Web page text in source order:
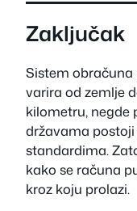
Zaključak
Sistem
varira od zemlje
kilometru, negde
državama
standardima.
kako se računa
kroz koju prolazi.